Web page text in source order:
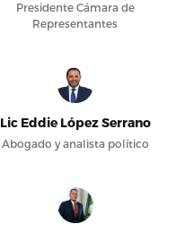
Presidente Cámara de
Representantes
Lic Eddie López Serrano
Abogado y analista político